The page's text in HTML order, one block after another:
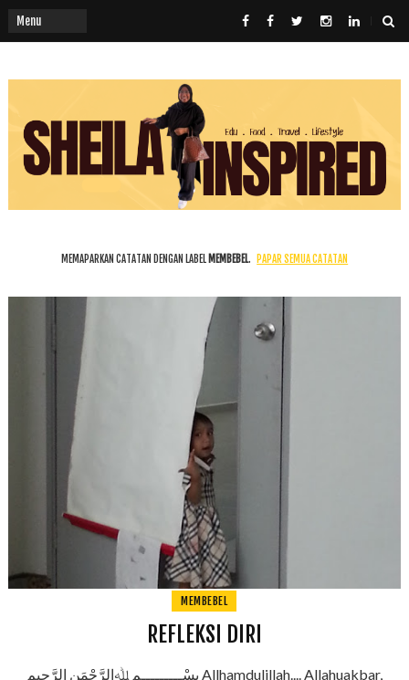
MEMAPARKAN CATATAN DENGAN LABEL MEMBEBEL. PAPAR SEMUA CATATAN
MEMBEBEL
REFLEKSI DIRI
بِسْـــــــــمِ ﷲِالرَّحْمَنِ الرَّحِيم Allhamdulillah.... Allahuakbar,